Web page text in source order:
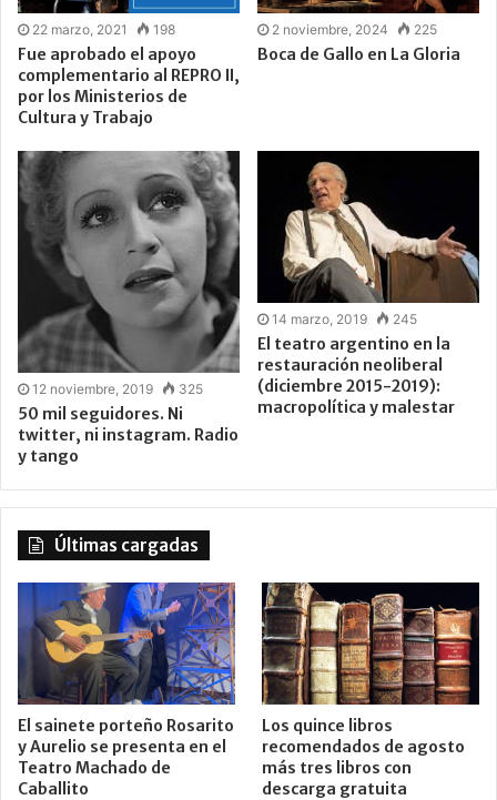
22 marzo, 2021 198
Fue aprobado el apoyo
complementario al REPRO II,
por los Ministerios de
Cultura y Trabajo
2 noviembre, 2024 225
Boca de Gallo en La Gloria
12 noviembre, 2019 325
50 mil seguidores. Ni
twitter, ni instagram. Radio
y tango
14 marzo, 2019 245
El teatro argentino en la
restauración neoliberal
(diciembre 2015-2019):
macropolítica y malestar
Últimas cargadas
El sainete porteño Rosarito
y Aurelio se presenta en el
Teatro Machado de
Caballito
Los quince libros
recomendados de agosto
más tres libros con
descarga gratuita